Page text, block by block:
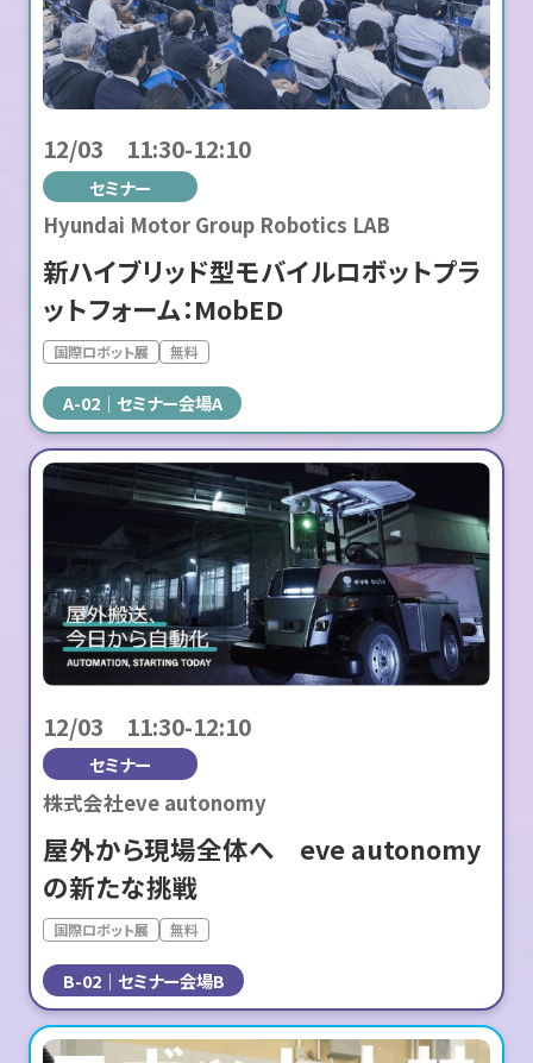
A-02 セミナー会場A
12/03 11:30-12:10
セミナー
Hyundai Motor Group Robotics LAB
新ハイブリッド型モバイルロボットプラ
ットフォーム：MobED
国際ロボット展 無料
B-02 セミナー会場B
12/03 11:30-12:10
セミナー
株式会社eve autonomy
屋外から現場全体へ eve autonomy
の新たな挑戦
国際ロボット展 無料